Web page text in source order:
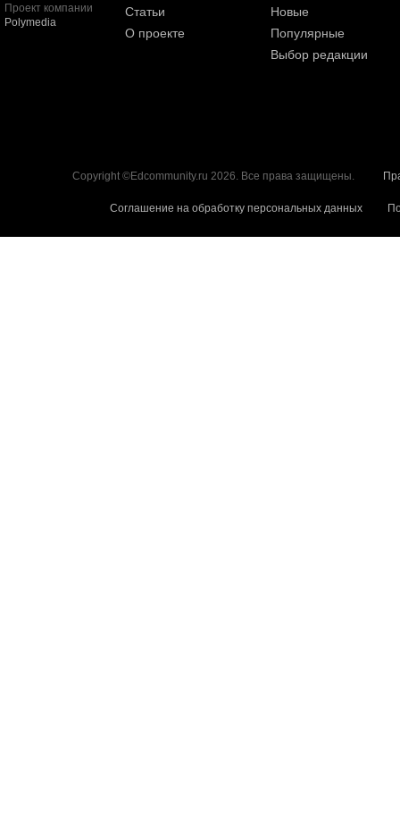
Проект компании
Polymedia
Статьи
О проекте
Новые
Популярные
Выбор редакции
Copyright ©Edcommunity.ru 2026. Все права защищены.
Соглашение на обработку персональных данных